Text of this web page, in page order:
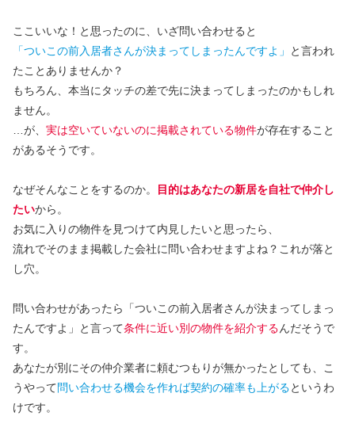
ここいいな！と思ったのに、いざ問い合わせると
「ついこの前入居者さんが決まってしまったんですよ」
と言われ
たことありませんか？
もちろん、本当にタッチの差で先に決まってしまったのかもしれ
ません。
…が、 実は空いていないのに掲載されている物件が存在すること
があるそうです。
なぜそんなことをするのか。
目的はあなたの新居を自社で仲介し
たいから。
お気に入りの物件を見つけて内見したいと思ったら、
流れでそのまま掲載した会社に問い合わせますよね？これが落と
し穴。
問い合わせがあったら「ついこの前入居者さんが決まってしまっ
たんですよ」と言って条件に近い別の物件を紹介するんだそうで
す。
あなたが別にその仲介業者に頼むつもりが無かったとしても、こ
うやって問い合わせる機会を作れば契約の確率も上がるというわ
けです。